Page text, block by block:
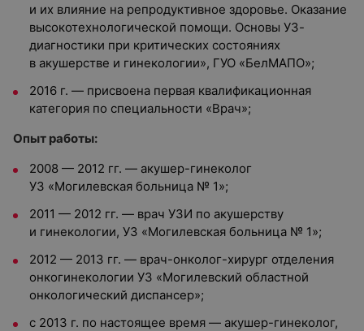
и их влияние на репродуктивное здоровье. Оказание
высокотехнологической помощи. Основы УЗ-
диагностики при критических состояниях
в акушерстве и гинекологии», ГУО «БелМАПО»;
2016 г. — присвоена первая квалификационная
категория по специальности «Врач»;
Опыт работы:
2008 — 2012 гг. — акушер-гинеколог
УЗ «Могилевская больница № 1»;
2011 — 2012 гг. — врач УЗИ по акушерству
и гинекологии, УЗ «Могилевская больница № 1»;
2012 — 2013 гг. — врач-онколог-хирург отделения
онкогинекологии УЗ «Могилевский областной
онкологический диспансер»;
с 2013 г. по настоящее время — акушер-гинеколог,